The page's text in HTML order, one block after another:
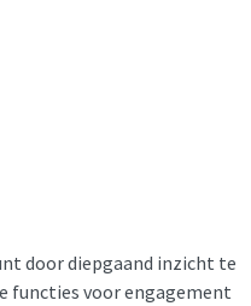
door diepgaand inzicht te
functies voor engagement